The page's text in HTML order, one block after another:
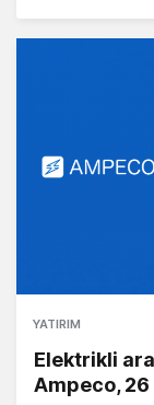
YATIRIM
Elektrikli
Ampeco, 26